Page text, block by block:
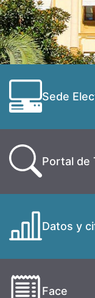
Sede
Portal de
Datos y
Face